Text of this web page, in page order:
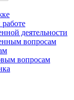
деятельности
вопросам
вопросам